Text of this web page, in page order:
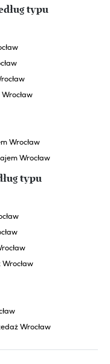
typu
Wrocław
Wrocław
typu
Wrocław